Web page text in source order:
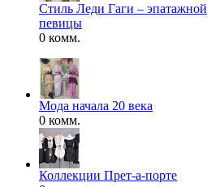
Стиль Леди Гаги – эпатажной
певицы
0 комм.
Мода начала 20 века
0 комм.
Коллекции Прет-а-порте